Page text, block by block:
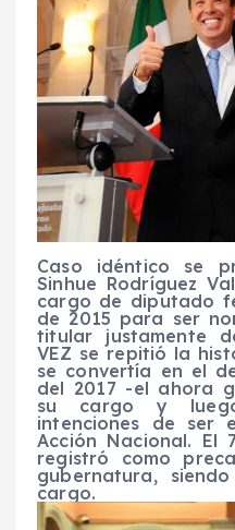
Caso idéntico se
Sinhue Rodríguez
cargo de diputado
de 2015 para ser
titular justamente
VEZ se repitió la
se convertía en el
del 2017 -el ahora
su cargo y
intenciones de ser
Acción Nacional. El
registró como
gubernatura,
cargo.